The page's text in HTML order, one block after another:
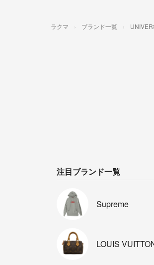
ラクマ ブランド一覧
注目ブランド一覧
Supreme
LOUIS